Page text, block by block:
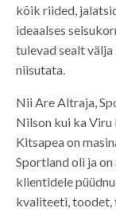
kõik riided,
ideaalses
tulevad sealt välja
niisutata.
Nii Are Altraja,
Nilson kui ka Viru
Kitsapea on
Sportland oli ja on
klientidele
kvaliteeti, toodet,